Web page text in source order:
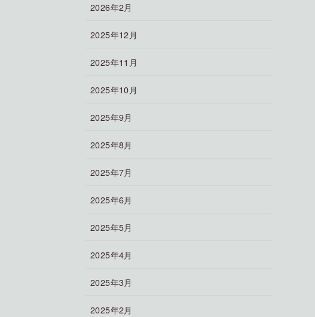
2026年2月
2025年12月
2025年11月
2025年10月
2025年9月
2025年8月
2025年7月
2025年6月
2025年5月
2025年4月
2025年3月
2025年2月